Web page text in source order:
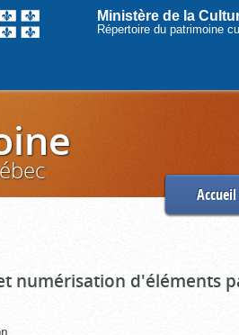
Ministère de la
Répertoire du patrimoine
Accueil
numérisation d'éléments